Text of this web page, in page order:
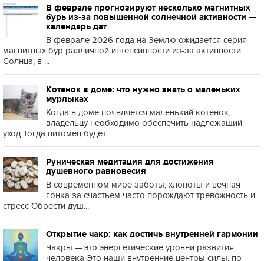
В феврале прогнозируют несколько магнитных
бурь из-за повышенной солнечной активности —
календарь дат
В феврале 2026 года на Землю ожидается серия
магнитных бур различной интенсивности из-за активности
Солнца, в ...
Котенок в доме: что нужно знать о маленьких
мурлыках
Когда в доме появляется маленький котенок,
владельцу необходимо обеспечить надлежащий
уход Тогда питомец будет...
Руническая медитация для достижения
душевного равновесия
В современном мире заботы, хлопоты и вечная
гонка за счастьем часто порождают тревожность и
стресс Обрести душ...
Открытие чакр: как достичь внутренней гармонии
Чакры — это энергетические уровни развития
человека Это наши внутренние центры силы, по